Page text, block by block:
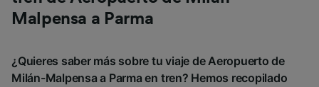
Malpensa a Parma
¿Quieres saber más sobre tu viaje de Aeropuerto de
Milán-Malpensa a Parma en tren? Hemos recopilado